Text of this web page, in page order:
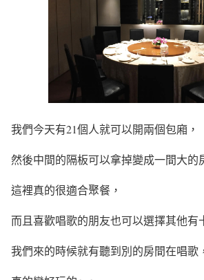
我們今天有21個人就可以開兩個包廂，
然後中間的隔板可以拿掉變成一間大的
這裡真的很適合聚餐，
而且喜歡唱歌的朋友也可以選擇其他有
我們來的時候就有聽到別的房間在唱歌